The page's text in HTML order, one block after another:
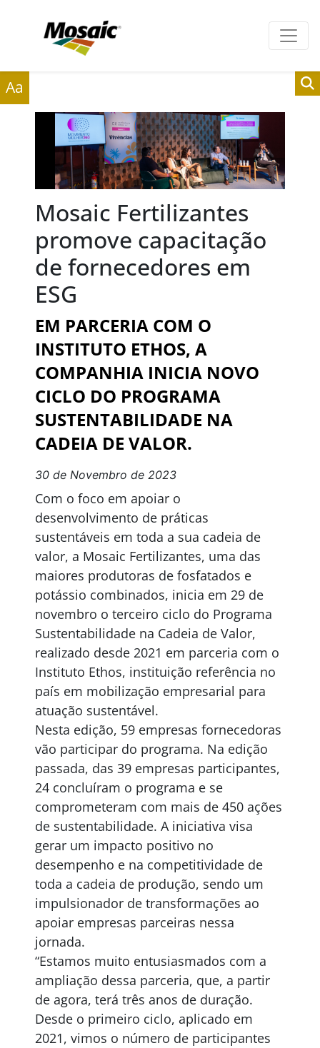
Fornecedores
Aa
Mosaic Fertilizantes
promove capacitação
de fornecedores em
ESG
EM PARCERIA COM O
INSTITUTO ETHOS, A
COMPANHIA INICIA NOVO
CICLO DO PROGRAMA
SUSTENTABILIDADE NA
CADEIA DE VALOR.
30 de Novembro de 2023
Com o foco em apoiar o
desenvolvimento de práticas
sustentáveis em toda a sua cadeia de
valor, a Mosaic Fertilizantes, uma das
maiores produtoras de fosfatados e
potássio combinados, inicia em 29 de
novembro o terceiro ciclo do Programa
Sustentabilidade na Cadeia de Valor,
realizado desde 2021 em parceria com o
Instituto Ethos, instituição referência no
país em mobilização empresarial para
atuação sustentável.
Nesta edição, 59 empresas fornecedoras
vão participar do programa. Na edição
passada, das 39 empresas participantes,
24 concluíram o programa e se
comprometeram com mais de 450 ações
de sustentabilidade. A iniciativa visa
gerar um impacto positivo no
desempenho e na competitividade de
toda a cadeia de produção, sendo um
impulsionador de transformações ao
apoiar empresas parceiras nessa
jornada.
“Estamos muito entusiasmados com a
ampliação dessa parceria, que, a partir
de agora, terá três anos de duração.
Desde o primeiro ciclo, aplicado em
2021, vimos o número de participantes